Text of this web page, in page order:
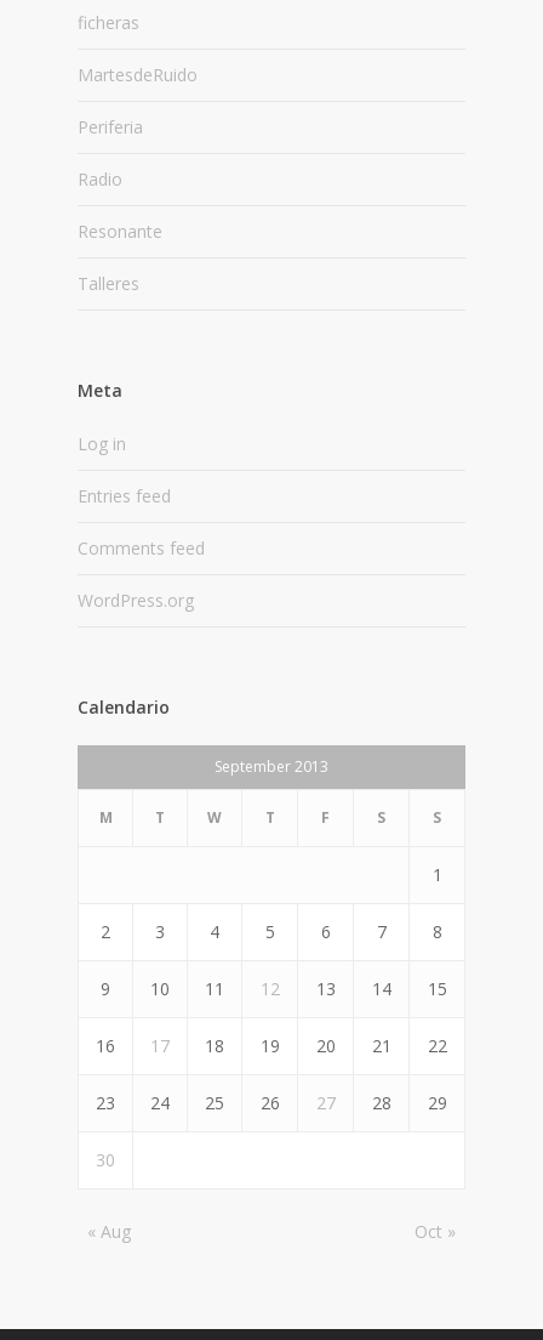
ficheras
MartesdeRuido
Periferia
Radio
Resonante
Talleres
Meta
Log in
Entries feed
Comments feed
WordPress.org
Calendario
September 2013
M T W T F S S
1
2 3 4 5 6 7 8
9 10 11 12 13 14 15
16 17 18 19 20 21 22
23 24 25 26 27 28 29
30
« Aug Oct »